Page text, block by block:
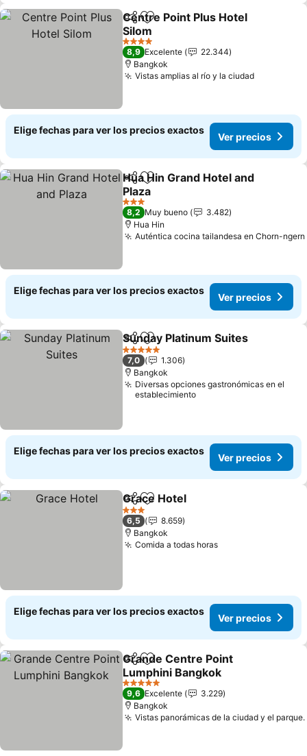
CompartirAgregar a favoritos
Centre Point Plus Hotel
Silom
4 Estrellas
8,9 Excelente
22.344
Bangkok
Vistas amplias al río y la ciudad
Elige fechas para ver los precios exactos
Ver precios
CompartirAgregar a favoritos
Hua Hin Grand Hotel and
Plaza
3 Estrellas
8,2 Muy bueno
3.482
Hua Hin
Auténtica cocina tailandesa en Chorn-ngern
Elige fechas para ver los precios exactos
Ver precios
CompartirAgregar a favoritos
Sunday Platinum Suites
5 Estrellas
7,0
1.306
Bangkok
Diversas opciones gastronómicas en el
establecimiento
Elige fechas para ver los precios exactos
Ver precios
CompartirAgregar a favoritos
Grace Hotel
3 Estrellas
6,5
8.659
Bangkok
Comida a todas horas
Elige fechas para ver los precios exactos
Ver precios
CompartirAgregar a favoritos
Grande Centre Point
Lumphini Bangkok
5 Estrellas
9,6 Excelente
3.229
Bangkok
Vistas panorámicas de la ciudad y el parque.